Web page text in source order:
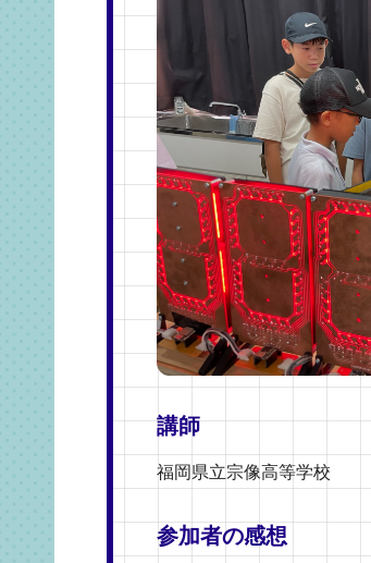
講師
福岡県立宗像高等学校
参加者の感想